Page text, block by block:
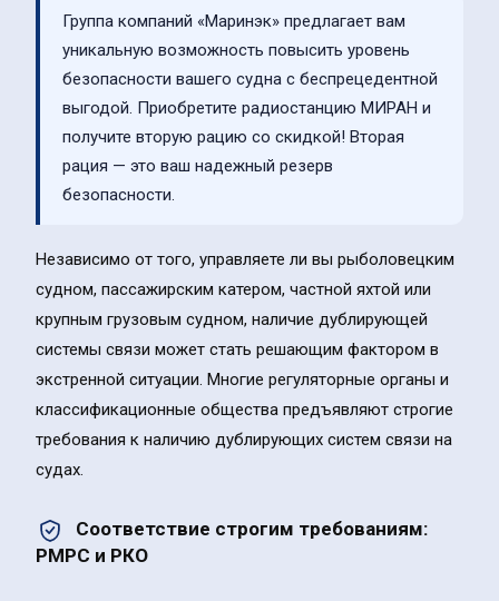
Группа компаний «Маринэк» предлагает вам
уникальную возможность повысить уровень
безопасности вашего судна с беспрецедентной
выгодой. Приобретите радиостанцию МИРАН и
получите вторую рацию со скидкой! Вторая
рация — это ваш надежный резерв
безопасности.
Независимо от того, управляете ли вы рыболовецким
судном, пассажирским катером, частной яхтой или
крупным грузовым судном, наличие дублирующей
системы связи может стать решающим фактором в
экстренной ситуации. Многие регуляторные органы и
классификационные общества предъявляют строгие
требования к наличию дублирующих систем связи на
судах.
Соответствие строгим требованиям:
РМРС и РКО